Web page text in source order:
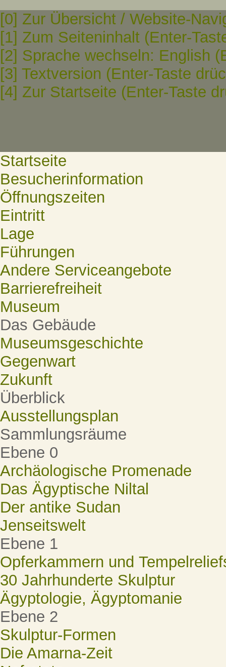
[0] Zur Übersicht / Website-
[1] Zum Seiteninhalt (Enter-
[2] Sprache wechseln: English
[3] Textversion (Enter-Taste
[4] Zur Startseite (Enter-Taste
Startseite
Besucherinformation
Öffnungszeiten
Eintritt
Lage
Führungen
Andere Serviceangebote
Barrierefreiheit
Museum
Das Gebäude
Museumsgeschichte
Gegenwart
Zukunft
Überblick
Ausstellungsplan
Sammlungsräume
Ebene 0
Archäologische Promenade
Das Ägyptische Niltal
Der antike Sudan
Jenseitswelt
Ebene 1
Opferkammern und
30 Jahrhunderte Skulptur
Ägyptologie, Ägyptomanie
Ebene 2
Skulptur-Formen
Die Amarna-Zeit